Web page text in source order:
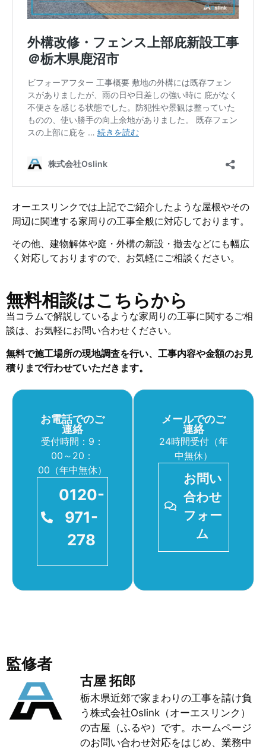
オーエスリンクでは上記でご紹介したような屋根やその
周辺に関連する家周りの工事全般に対応しております。
その他、建物解体や庭・外構の新設・撤去などにも幅広
く対応しておりますので、お気軽にご相談ください。
無料相談はこちらから
当コラムで解説しているような家周りの工事に関するご相
談は、お気軽にお問い合わせください。
無料で施工場所の現地調査を行い、工事内容や金額のお見
積りまで行わせていただきます。
お電話でのご
連絡
受付時間：9：
00～20：
00（年中無休）
0120-
971-
278
メールでのご
連絡
24時間受付（年
中無休）
お問い
合わせ
フォー
ム
監修者
古屋 拓郎
栃木県近郊で家まわりの工事を請け負
う株式会社Oslink（オーエスリンク）
の古屋（ふるや）です。ホームページ
のお問い合わせ対応をはじめ、業務中